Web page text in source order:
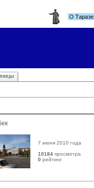
О Таразе
7 июня 2010 года
10184 просмотра
0 рейтинг